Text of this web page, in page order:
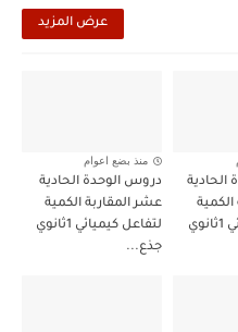
عرض المزيد
لتفاعل كيميائي 1ثانوي
منذ بضع اعوام
دروس الوحدة الحادية
عشر المقاربة الكمية
لتفاعل كيميائي 1ثانوي
جذع...